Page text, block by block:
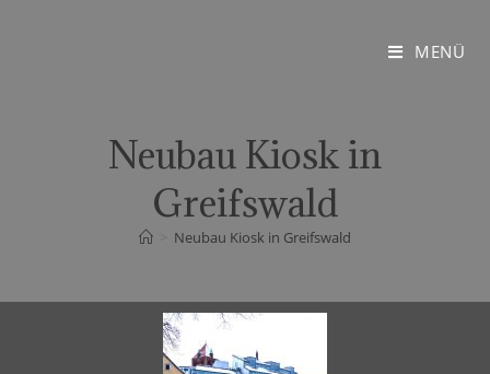
MENÜ
Neubau Kiosk in
Greifswald
Neubau Kiosk in Greifswald